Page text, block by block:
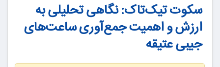
سکوت تیک‌تاک: نگاهی تحلیلی به
ارزش و اهمیت جمع‌آوری ساعت‌های
جیبی عتیقه